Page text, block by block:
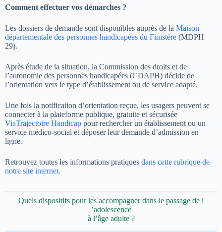
Comment effectuer vos démarches ?
Les dossiers de demande sont disponibles auprès de la Maison
départementale des personnes handicapées du Finistère (MDPH
29).
Après étude de la situation, la Commission des droits et de
l’autonomie des personnes handicapées (CDAPH) décide de
l’orientation vers le type d’établissement ou de service adapté.
Une fois la notification d’orientation reçue, les usagers peuvent se
connecter à la plateforme publique, gratuite et sécurisée
ViaTrajectoire Handicap pour rechercher un établissement ou un
service médico-social et déposer leur demande d’admission en
ligne.
Retrouvez toutes les informations pratiques dans cette rubrique de
notre site internet.
Quels dispositifs pour les accompagner dans le passage de l
’adolescence
à l’âge adulte ?